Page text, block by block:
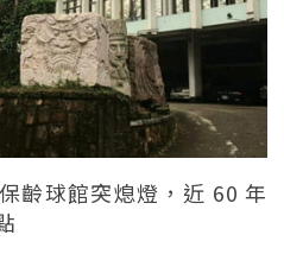
齡球館突熄燈，近 60 年